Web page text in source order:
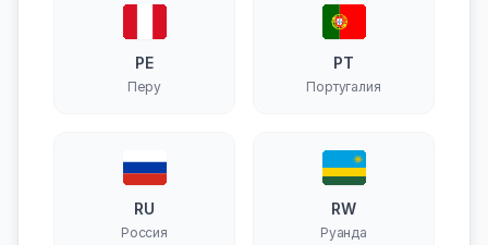
PE
Перу
PT
Португалия
RU
Россия
RW
Руанда